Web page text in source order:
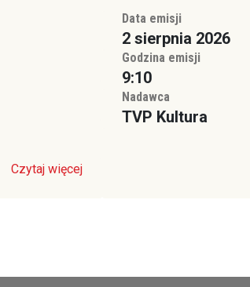
Czytaj więcej
Data emisji
2 sierpnia 2026
Godzina emisji
9:10
Nadawca
TVP Kultura